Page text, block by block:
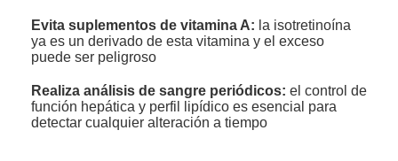
Evita suplementos de vitamina A: la isotretinoína
ya es un derivado de esta vitamina y el exceso
puede ser peligroso
Realiza análisis de sangre periódicos: el control de
función hepática y perfil lipídico es esencial para
detectar cualquier alteración a tiempo